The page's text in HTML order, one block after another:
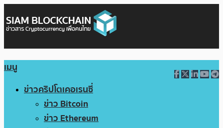
เมนู
ข่าวคริปโตเคอเรนซี่
ข่าว Bitcoin
ข่าว Ethereum